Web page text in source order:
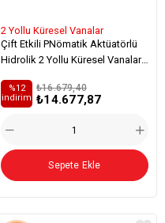
2 Yollu Küresel Vanalar
Çift Etkili PNömatik Aktüatörlü
Hidrolik 2 Yollu Küresel Vanalar
(Su Ve Kimyasal Akışkan Geçişi
İçin Özel)
₺14.677,87
₺16.679,40
%12
i̇ndirim
Sepete Ekle